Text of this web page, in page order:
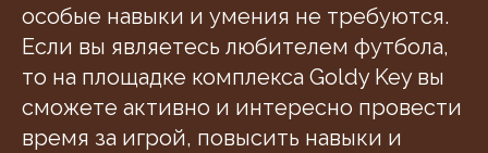
особые навыки и умения не требуются.
Если вы являетесь любителем футбола,
то на площадке комплекса Goldy Key вы
сможете активно и интересно провести
время за игрой, повысить навыки и